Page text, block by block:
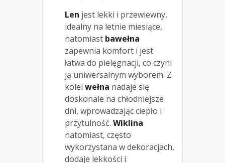
Len jest lekki i przewiewny,
idealny na letnie miesiące,
natomiast bawełna
zapewnia komfort i jest
łatwa do pielęgnacji, co czyni
ją uniwersalnym wyborem. Z
kolei wełna nadaje się
doskonale na chłodniejsze
dni, wprowadzając ciepło i
przytulność. Wiklina
natomiast, często
wykorzystana w dekoracjach,
dodaje lekkości i